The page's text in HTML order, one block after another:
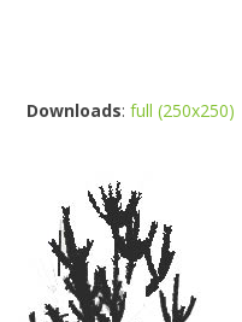
Downloads:full (250x250)